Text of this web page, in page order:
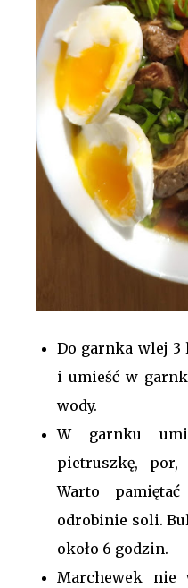
Do garnka wlej 3
i umieść w
wody.
W garnku
pietruszkę,
Warto
odrobinie soli.
około 6 godzin.
Marchewek nie